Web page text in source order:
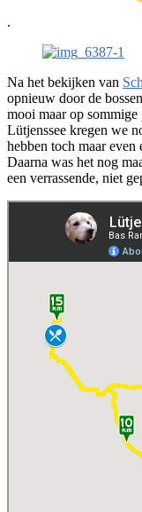
.
Na het bekijken van
opnieuw door de
mooi maar op
Lütjenssee kregen we
hebben toch maar even
Daarna was het nog
een verrassende, niet